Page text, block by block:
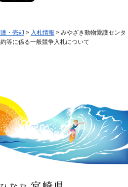
・売却 > 入札情報 > みやざき動物愛護センタ
等に係る一般競争入札について